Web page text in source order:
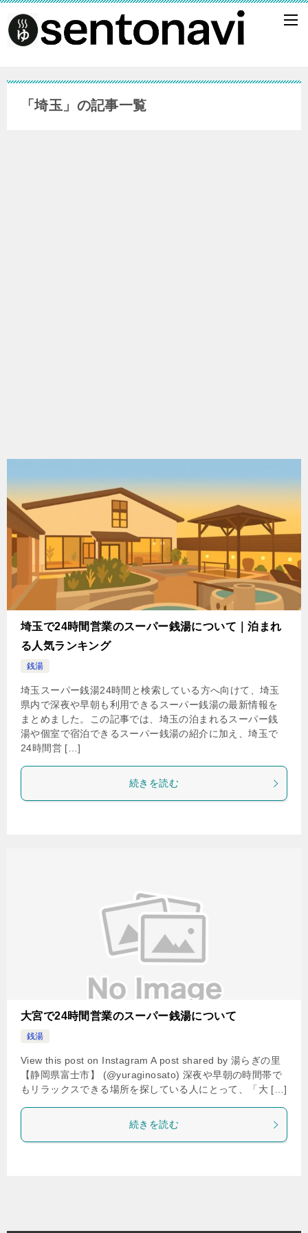
「埼玉」の記事一覧
埼玉で24時間営業のスーパー銭湯について｜泊まれ
る人気ランキング
銭湯
埼玉スーパー銭湯24時間と検索している方へ向けて、埼玉
県内で深夜や早朝も利用できるスーパー銭湯の最新情報を
まとめました。この記事では、埼玉の泊まれるスーパー銭
湯や個室で宿泊できるスーパー銭湯の紹介に加え、埼玉で
24時間営 […]
続きを読む
大宮で24時間営業のスーパー銭湯について
銭湯
View this post on Instagram A post shared by 湯らぎの里
【静岡県富士市】 (@yuraginosato) 深夜や早朝の時間帯で
もリラックスできる場所を探している人にとって、「大 […]
続きを読む